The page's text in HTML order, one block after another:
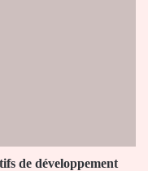
de développement